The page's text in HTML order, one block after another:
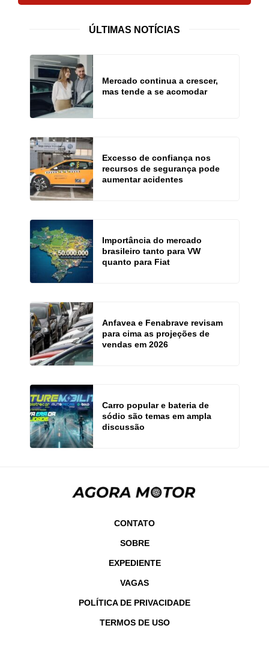
ÚLTIMAS NOTÍCIAS
Mercado continua a crescer,
mas tende a se acomodar
Excesso de confiança nos
recursos de segurança pode
aumentar acidentes
Importância do mercado
brasileiro tanto para VW
quanto para Fiat
Anfavea e Fenabrave revisam
para cima as projeções de
vendas em 2026
Carro popular e bateria de
sódio são temas em ampla
discussão
CONTATO
SOBRE
EXPEDIENTE
VAGAS
POLÍTICA DE PRIVACIDADE
TERMOS DE USO